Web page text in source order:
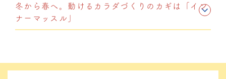
冬から春へ。動けるカラダづくりのカギは「イン
ナーマッスル」